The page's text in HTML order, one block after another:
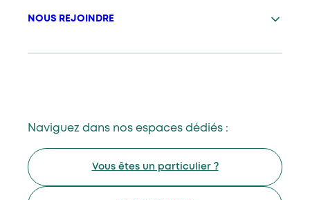
NOUS REJOINDRE
Naviguez dans nos espaces dédiés :
Vous êtes un particulier ?